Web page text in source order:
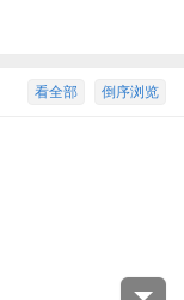
倒序浏览
看全部